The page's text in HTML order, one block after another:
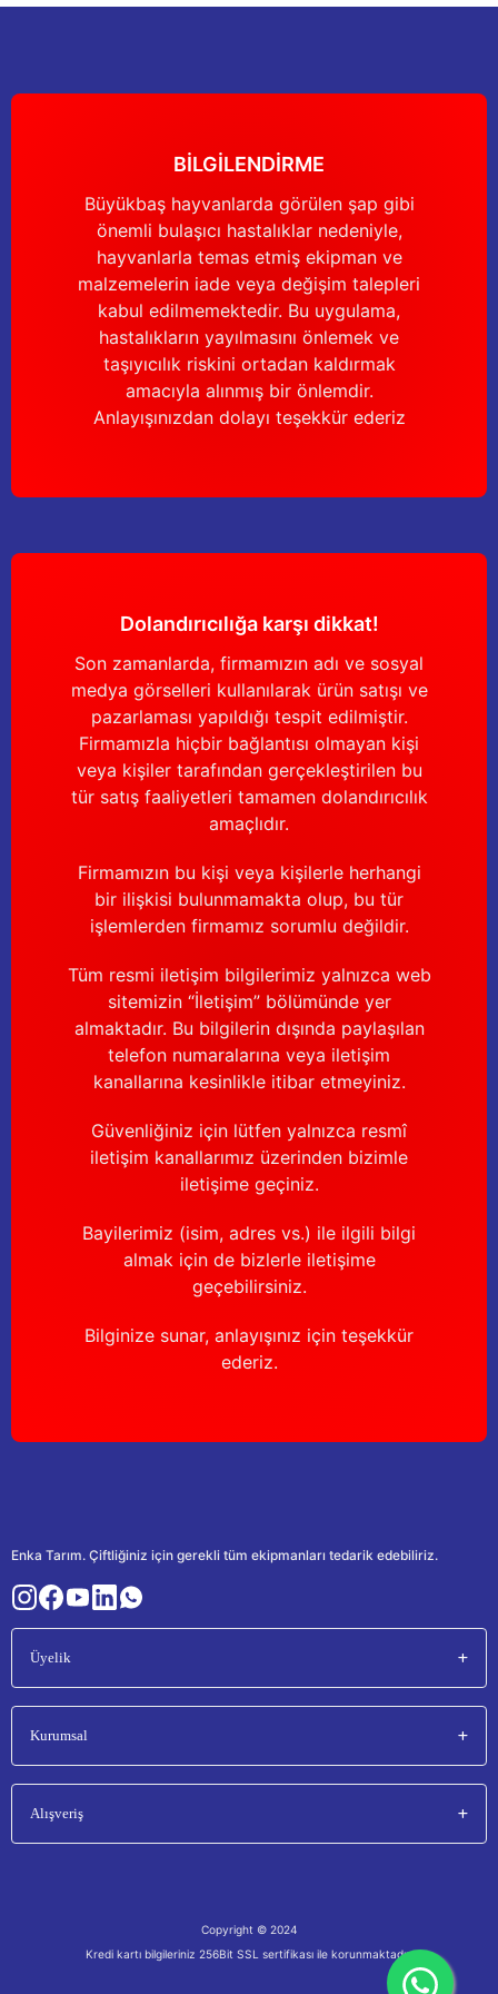
Gönder
BİLGİLENDİRME
Büyükbaş hayvanlarda görülen şap gibi
önemli bulaşıcı hastalıklar nedeniyle,
hayvanlarla temas etmiş ekipman ve
malzemelerin iade veya değişim talepleri
kabul edilmemektedir. Bu uygulama,
hastalıkların yayılmasını önlemek ve
taşıyıcılık riskini ortadan kaldırmak
amacıyla alınmış bir önlemdir.
Anlayışınızdan dolayı teşekkür ederiz
Dolandırıcılığa karşı dikkat!
Son zamanlarda, firmamızın adı ve sosyal
medya görselleri kullanılarak ürün satışı ve
pazarlaması yapıldığı tespit edilmiştir.
Firmamızla hiçbir bağlantısı olmayan kişi
veya kişiler tarafından gerçekleştirilen bu
tür satış faaliyetleri tamamen dolandırıcılık
amaçlıdır.
Firmamızın bu kişi veya kişilerle herhangi
bir ilişkisi bulunmamakta olup, bu tür
işlemlerden firmamız sorumlu değildir.
Tüm resmi iletişim bilgilerimiz yalnızca web
sitemizin “İletişim” bölümünde yer
almaktadır. Bu bilgilerin dışında paylaşılan
telefon numaralarına veya iletişim
kanallarına kesinlikle itibar etmeyiniz.
Güvenliğiniz için lütfen yalnızca resmî
iletişim kanallarımız üzerinden bizimle
iletişime geçiniz.
Bayilerimiz (isim, adres vs.) ile ilgili bilgi
almak için de bizlerle iletişime
geçebilirsiniz.
Bilginize sunar, anlayışınız için teşekkür
ederiz.
Enka Tarım. Çiftliğiniz için gerekli tüm ekipmanları tedarik edebiliriz.
Üyelik
Kurumsal
Alışveriş
Copyright © 2024
Kredi kartı bilgileriniz 256Bit SSL sertifikası ile korunmaktadır.